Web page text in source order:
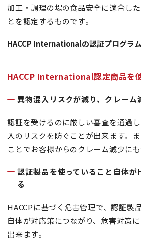
加工・調理の場の食品安全に適合し
とを認定するものです。
HACCP Internationalの認証プログラ
HACCP International認定商品を
異物混入リスクが減り、クレーム
認証を受けるのに厳しい審査を通過
入のリスクを防ぐことが出来ます。
ことでお客様からのクレーム減少にも
認証製品を使っていること自体が
る
HACCPに基づく危害管理で、認証製
自体が対応策につながり、危害対策
出来ます。